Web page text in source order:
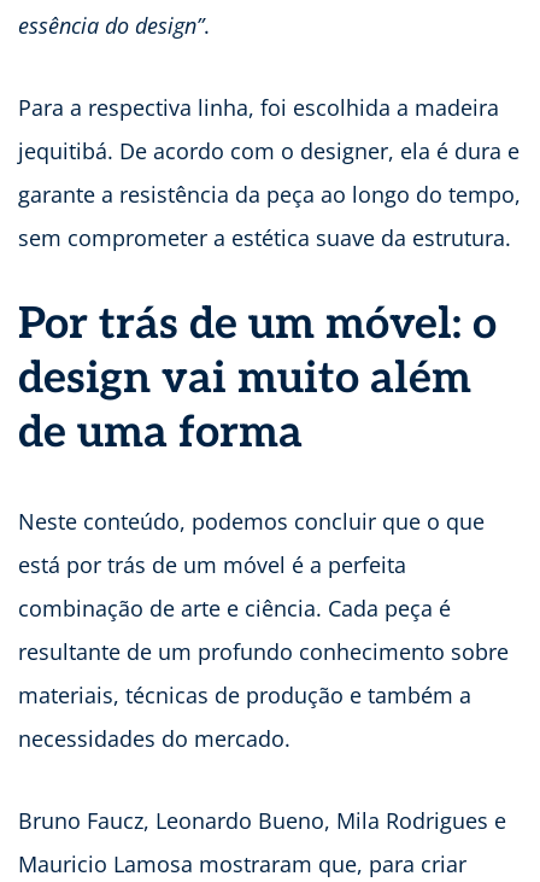
essência do design”.
Para a respectiva linha, foi escolhida a madeira
jequitibá. De acordo com o designer, ela é dura e
garante a resistência da peça ao longo do tempo,
sem comprometer a estética suave da estrutura.
Por trás de um móvel: o
design vai muito além
de uma forma
Neste conteúdo, podemos concluir que o que
está por trás de um móvel é a perfeita
combinação de arte e ciência. Cada peça é
resultante de um profundo conhecimento sobre
materiais, técnicas de produção e também a
necessidades do mercado.
Bruno Faucz, Leonardo Bueno, Mila Rodrigues e
Mauricio Lamosa mostraram que, para criar